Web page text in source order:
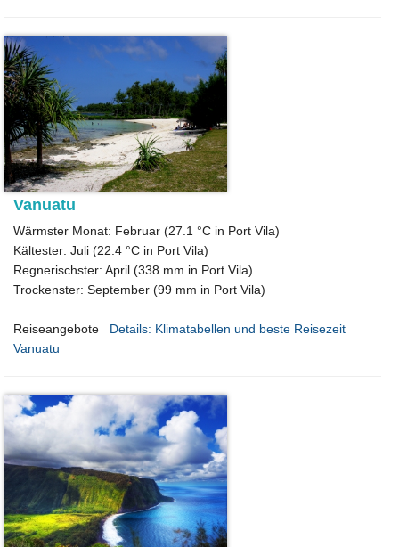
Vanuatu
Wärmster Monat: Februar (27.1 °C in Port Vila)
Kältester: Juli (22.4 °C in Port Vila)
Regnerischster: April (338 mm in Port Vila)
Trockenster: September (99 mm in Port Vila)
Reiseangebote
Details: Klimatabellen und beste Reisezeit
Vanuatu